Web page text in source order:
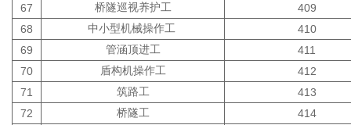
67
桥隧巡视养护工
409
68
中小型机械操作工
410
69
管涵顶进工
411
70
盾构机操作工
412
71
筑路工
413
72
桥隧工
414